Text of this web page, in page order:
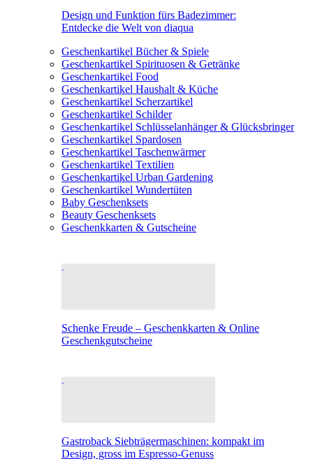
Design und Funktion fürs Badezimmer:
Entdecke die Welt von diaqua
Geschenkartikel Bücher & Spiele
Geschenkartikel Spirituosen & Getränke
Geschenkartikel Food
Geschenkartikel Haushalt & Küche
Geschenkartikel Scherzartikel
Geschenkartikel Schilder
Geschenkartikel Schlüsselanhänger & Glücksbringer
Geschenkartikel Spardosen
Geschenkartikel Taschenwärmer
Geschenkartikel Textilien
Geschenkartikel Urban Gardening
Geschenkartikel Wundertüten
Baby Geschenksets
Beauty Geschenksets
Geschenkkarten & Gutscheine
Schenke Freude – Geschenkkarten & Online
Geschenkgutscheine
Gastroback Siebträgermaschinen: kompakt im
Design, gross im Espresso-Genuss